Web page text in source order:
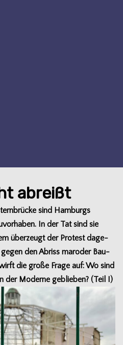
abreißt
sind Ham­burgs
In der Tat sind sie
über­zeugt der Pro­test dage­
den Abriss maro­der Bau­
die große Frage auf: Wo sind
der Moderne geblie­ben? (Teil I)